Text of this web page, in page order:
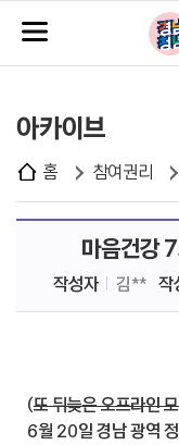
아카이브
홈 참여권리
마음건강
작성자 김** 작
(또 뒤늦은 오프라인
6월 20일 경남 광역